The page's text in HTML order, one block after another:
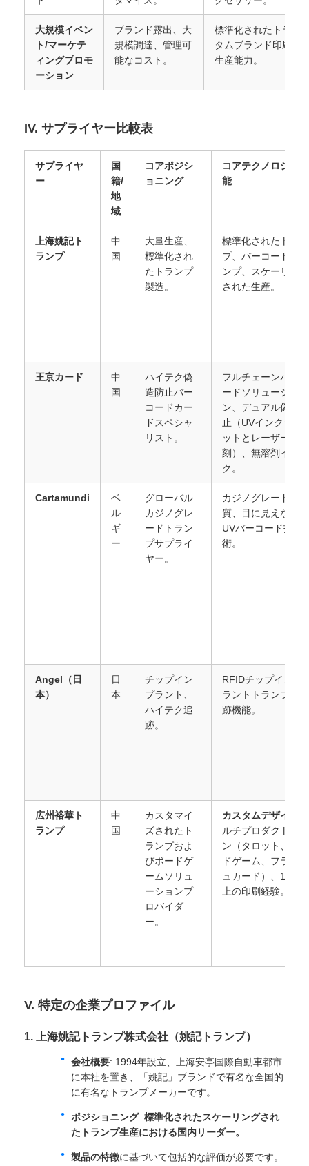
大規模イベン
ト/マーケテ
ィングプロモ
ーション
ブランド露出、大
規模調達、管理可
能なコスト。
標準化されたトラン
タムブランド印刷、
生産能力。
IV. サプライヤー比較表
サプライヤ
ー
国
籍/
地
域
コアポジシ
ョニング
コアテクノロジー/
能
上海姚記ト
ランプ
中
国
大量生産、
標準化され
たトランプ
製造。
標準化されたトラン
プ、バーコードトラ
ンプ、スケーリング
された生産。
王京カード
中
国
ハイテク偽
造防止バー
コードカー
ドスペシャ
リスト。
フルチェーンバーコ
ードソリューショ
ン、デュアル偽造防
止（UVインクジェ
ットとレーザー彫
刻）、無溶剤イン
ク。
Cartamundi
ベ
ル
ギ
ー
グローバル
カジノグレ
ードトラン
プサプライ
ヤー。
カジノグレード品
質、目に見えない
UVバーコード技
術。
Angel（日
本）
日
本
チップイン
プラント、
ハイテク追
跡。
RFIDチップインプ
ラントトランプ、追
跡機能。
広州裕華ト
ランプ
中
国
カスタマイ
ズされたト
ランプおよ
びボードゲ
ームソリュ
ーションプ
ロバイダ
ー。
カスタムデザイン
ルチプロダクトライ
ン（タロット、ボー
ドゲーム、フラッシ
ュカード）、10年
上の印刷経験。
V. 特定の企業プロファイル
1. 上海姚記トランプ株式会社（姚記トランプ）
会社概要: 1994年設立、上海安亭国際自動車都市
に本社を置き、「姚記」ブランドで有名な全国的
に有名なトランプメーカーです。
ポジショニング: 標準化されたスケーリングされ
たトランプ生産における国内リーダー。
製品の特徴に基づいて包括的な評価が必要です。